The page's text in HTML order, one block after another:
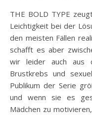
THE BOLD TYPE
Leichtigkeit bei der
den meisten Fällen
schafft es aber
wir leider auch aus
Brustkrebs und
Publikum der Serie
und wenn sie es
Mädchen zu